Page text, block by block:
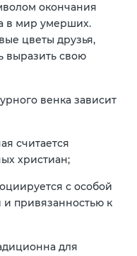
окончания
в мир умерших.
цветы друзья,
выразить свою
венка зависит
считается
христиан;
с особой
привязанностью к
для